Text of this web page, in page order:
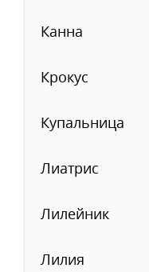
Канна
Крокус
Купальница
Лиатрис
Лилейник
Лилия